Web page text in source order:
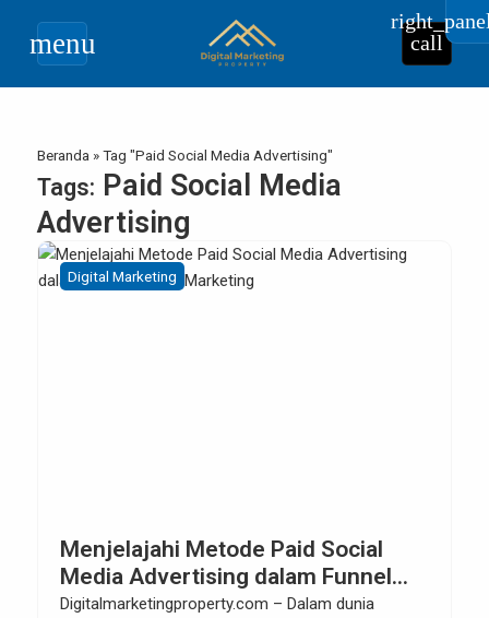
menu call
Beranda »Tag "Paid Social Media Advertising"
Tags: Paid Social Media
Advertising
Digital Marketing
Menjelajahi Metode Paid Social
Media Advertising dalam Funnel
Digital Marketing
Digitalmarketingproperty.com – Dalam dunia